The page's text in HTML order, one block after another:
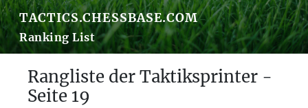
TACTICS.CHESSBASE.COM
Ranking List
Rangliste der Taktiksprinter -
Seite 19